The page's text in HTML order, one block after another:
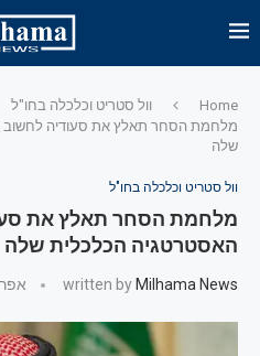
Home
וול סטריט וכלכלה בחו"ל
מלחמת הסחר תאלץ את סעודיה
שלה
וול סטריט וכלכלה בחו"ל
מלחמת הסחר תאלץ את
האסטרטגיה הכלכלית שלה
written by Milhama News אפריל